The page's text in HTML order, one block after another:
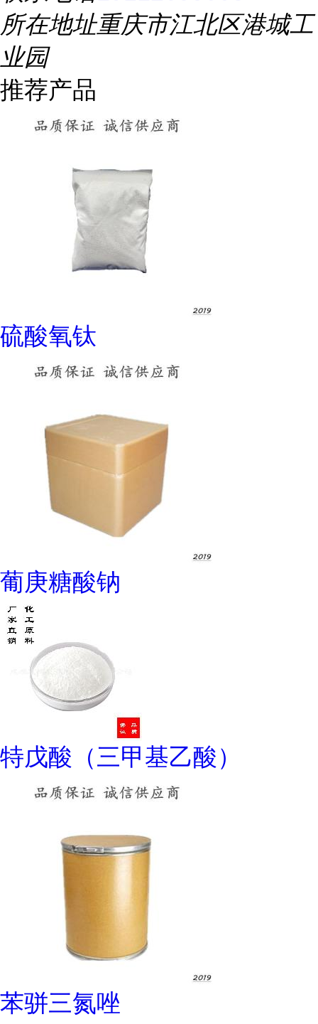
所在地址重庆市江北区港城工
业园
推荐产品
硫酸氧钛
葡庚糖酸钠
特戊酸（三甲基乙酸）
苯骈三氮唑